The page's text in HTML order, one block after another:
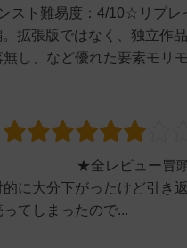
スト難易度：4/10☆リプレ
拡張版ではなく、独立作
し、など優れた要素モリ
★全レビュー冒頭に【
に大分下がったけど引き
てしまったので...